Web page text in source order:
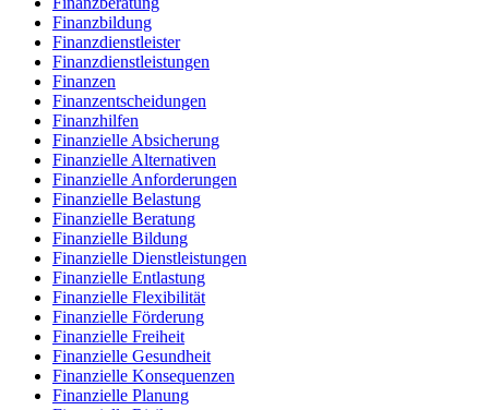
Finanzbildung
Finanzdienstleister
Finanzdienstleistungen
Finanzen
Finanzentscheidungen
Finanzhilfen
Finanzielle Absicherung
Finanzielle Alternativen
Finanzielle Anforderungen
Finanzielle Belastung
Finanzielle Beratung
Finanzielle Bildung
Finanzielle Dienstleistungen
Finanzielle Entlastung
Finanzielle Flexibilität
Finanzielle Förderung
Finanzielle Freiheit
Finanzielle Gesundheit
Finanzielle Konsequenzen
Finanzielle Planung